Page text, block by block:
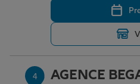
Tous nos devis d'assurance
4 AGENCE